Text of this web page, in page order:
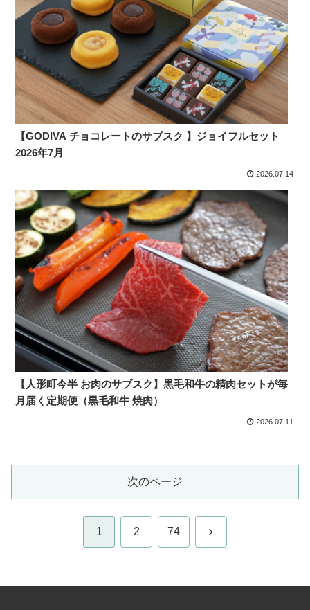
【GODIVA チョコレートのサブスク 】ジョイフルセット
2026年7月
2026.07.14
【人形町今半 お肉のサブスク】黒毛和牛の精肉セットが毎
月届く定期便（黒毛和牛 焼肉）
2026.07.11
次のページ
1 2 74 次